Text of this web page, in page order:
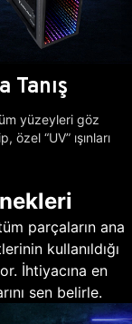
Tanış
yüzeyleri göz
“UV” ışınları
parçaların ana
kullanıldığı
İhtiyacına en
sen belirle.